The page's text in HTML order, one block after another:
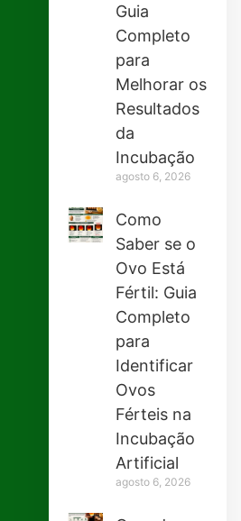
Guia
Completo
para
Melhorar os
Resultados
da
Incubação
agosto 6, 2026
Como
Saber se o
Ovo Está
Fértil: Guia
Completo
para
Identificar
Ovos
Férteis na
Incubação
Artificial
agosto 6, 2026